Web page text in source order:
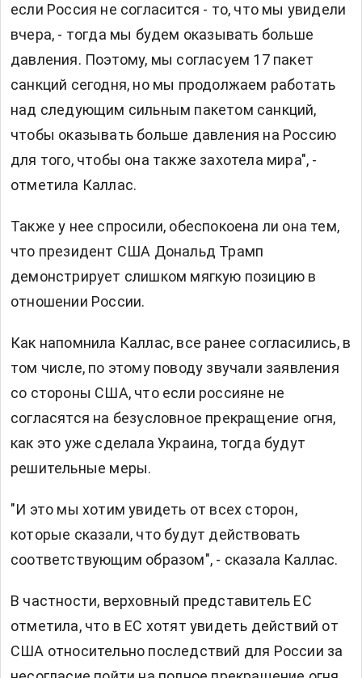
если Россия не согласится - то, что мы увидели
вчера, - тогда мы будем оказывать больше
давления. Поэтому, мы согласуем 17 пакет
санкций сегодня, но мы продолжаем работать
над следующим сильным пакетом санкций,
чтобы оказывать больше давления на Россию
для того, чтобы она также захотела мира", -
отметила Каллас.
Также у нее спросили, обеспокоена ли она тем,
что президент США Дональд Трамп
демонстрирует слишком мягкую позицию в
отношении России.
Как напомнила Каллас, все ранее согласились, в
том числе, по этому поводу звучали заявления
со стороны США, что если россияне не
согласятся на безусловное прекращение огня,
как это уже сделала Украина, тогда будут
решительные меры.
"И это мы хотим увидеть от всех сторон,
которые сказали, что будут действовать
соответствующим образом", - сказала Каллас.
В частности, верховный представитель ЕС
отметила, что в ЕС хотят увидеть действий от
США относительно последствий для России за